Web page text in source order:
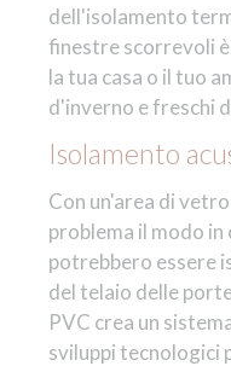
dell'isolamento
finestre scorrevoli
la tua casa o il tuo
d'inverno e freschi
Isolamento
Con un'area di
problema il modo
potrebbero essere
del telaio delle
PVC crea un
sviluppi